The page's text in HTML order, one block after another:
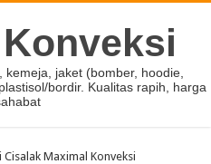
jaket (bomber, hoodie,
bordir. Kualitas rapih, harga
Maximal Konveksi